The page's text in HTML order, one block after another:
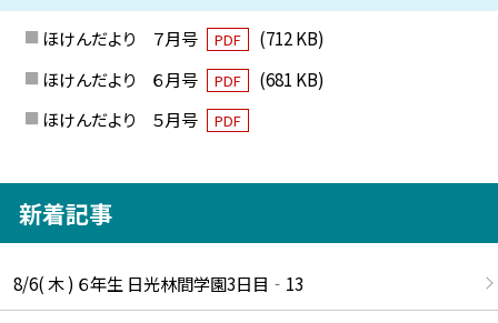
ほけんだより ７月号 PDF
(712 KB)
ほけんだより ６月号
PDF
(681 KB)
ほけんだより ５月号
PDF
新着記事
8/6( 木 ) ６年生 日光林間学園3日目‐13